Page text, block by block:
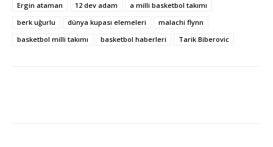
Ergin ataman
12 dev adam
a milli basketbol takımı
berk uğurlu
dünya kupası elemeleri
malachi flynn
basketbol milli takımı
basketbol haberleri Tarik Biberovic